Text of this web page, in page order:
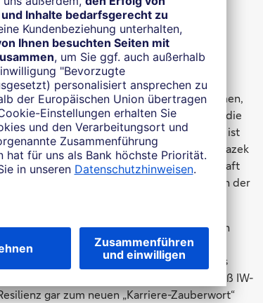
Fraunhofer-Institut für System- und
Unternehmen funktionieren wie Organismen,
oder scheitern. Seit Jahren brodelt die
unter der Oberfläche. Mit der Coronakrise ist
Arbeitswelt unterwegs“, sagt Zuzana Blazek
gehe das Thema geradezu „raketenhaft
sich zukunftsgerichtete Unternehmen der
Innovationsforschung beobachtet einen
Er muss es wissen: Die Frage nach der
Transformationsforscher schon sein halbes
unter maximalem Veränderungsstress“, weiß IW-
gar zum neuen „Karriere-Zauberwort“